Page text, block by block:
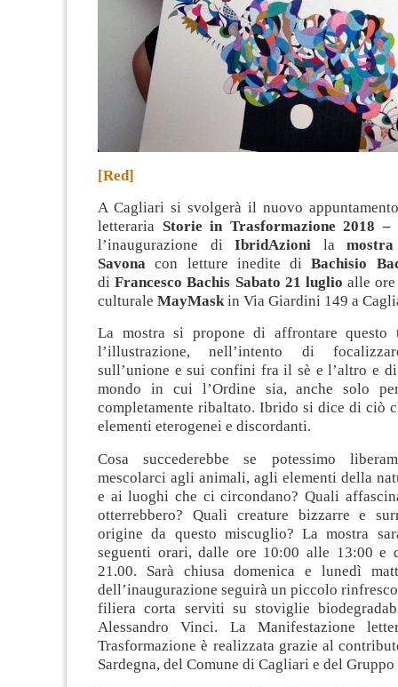
[Red]
A Cagliari si svolgerà il nuovo
letteraria Storie in Trasformazione 2018 –
l’inaugurazione di IbridAzioni la
Savona con letture inedite diBachisio
diFrancesco Bachis Sabato 21 luglio alle
culturale MayMaskin Via Giardini 149 a
La mostra si propone di affrontare questo
l’illustrazione, nell’intento di
sull’unione e sui confini fra il sè e l’altro e
mondo in cui l’Ordine sia, anche solo
completamente ribaltato. Ibrido si dice di ciò
elementi eterogenei e discordanti.
Cosa succederebbe se potessimo
mescolarci agli animali, agli elementi della
e ai luoghi che ci circondano? Quali
otterrebbero? Quali creature bizzarre e
origine da questo miscuglio? La mostra
seguenti orari, dalle ore 10:00 alle 13:00 e
21.00. Sarà chiusa domenica e lunedì
dell’inaugurazione seguirà un piccolo
filiera corta serviti su stoviglie
Alessandro Vinci. La Manifestazione
Trasformazione è realizzata grazie al
Sardegna, del Comune di Cagliari e del